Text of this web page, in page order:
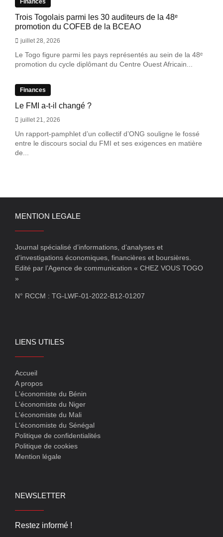
Trois Togolais parmi les 30 auditeurs de la 48ᵉ
promotion du COFEB de la BCEAO
juillet 28, 2026
Le Togo figure parmi les pays représentés au sein de la 48ᵉ
promotion du cycle diplômant du Centre Ouest Africain...
Finances
Le FMI a-t-il changé ?
juillet 21, 2026
Un rapport-pamphlet d’un collectif d’ONG souligne le fossé
entre le discours social du FMI et ses exigences en matière
de...
MENTION LEGALE
Journal spécialisé d’informations, d’analyses et
d’investigations économiques, financières et boursières.
Edité par l’Agence de communication « CHEZ VOUS TOGO
»
N° RCCM : TG-LWF-01-2022-B12-01207
LIENS UTILES
Accueil
A propos
L'économiste du Bénin
L'économiste du Niger
L'économiste du Mali
L'économiste du Sénégal
Politique de confidentialités
Politique de cookies
Mention légale
NEWSLETTER
Restez informé !